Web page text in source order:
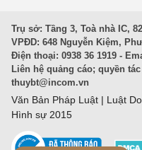
Trụ sở: Tầng 3, Toà nhà IC,
VPĐD: 648 Nguyễn Kiệm,
Điện thoại: 0938 36 1919 -
Liên hệ quảng cáo; quyền
thuybt@incom.vn
Văn Bản Pháp Luật | Luật
Hình sự 2015